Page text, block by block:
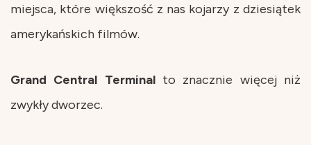
miejsca, które większość z nas kojarzy z dziesiątek
amerykańskich filmów.
Grand Central Terminalto znacznie więcej niż
zwykły dworzec.